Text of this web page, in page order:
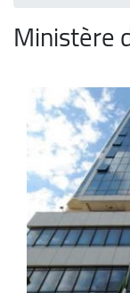
Ministère